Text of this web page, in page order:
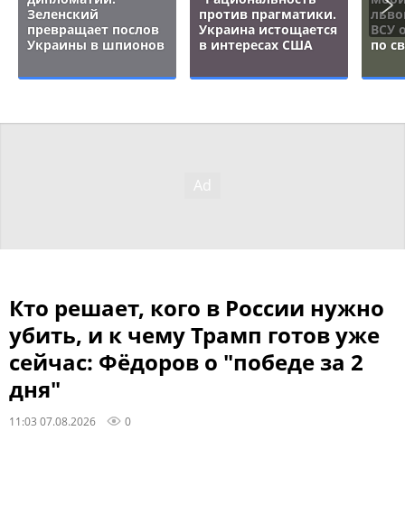
Зеленский
превращает послов
Украины в шпионов
против прагматики.
Украина истощается
в интересах США
ВСУ
по
Кто решает, кого в России нужно
убить, и к чему Трамп готов уже
сейчас: Фёдоров о "победе за 2
дня"
11:03 07.08.2026 0